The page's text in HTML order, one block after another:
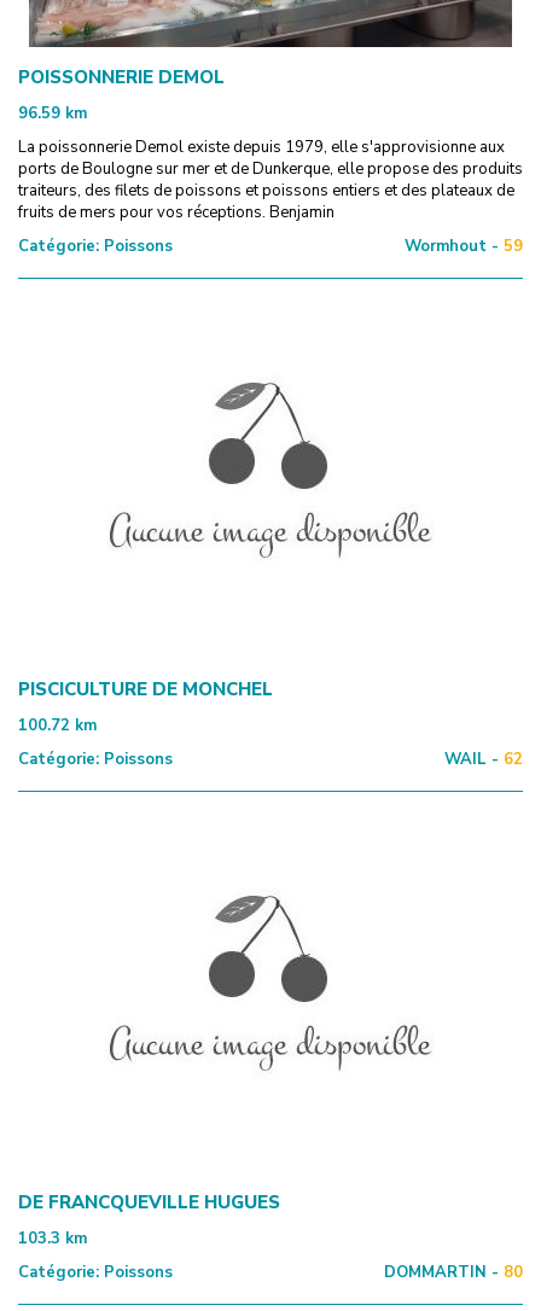
POISSONNERIE DEMOL
96.59 km
La poissonnerie Demol existe depuis 1979, elle s'approvisionne aux
ports de Boulogne sur mer et de Dunkerque, elle propose des produits
traiteurs, des filets de poissons et poissons entiers et des plateaux de
fruits de mers pour vos réceptions. Benjamin
Catégorie: Poissons Wormhout - 59
PISCICULTURE DE MONCHEL
100.72 km
Catégorie: Poissons WAIL - 62
DE FRANCQUEVILLE HUGUES
103.3 km
Catégorie: Poissons DOMMARTIN - 80